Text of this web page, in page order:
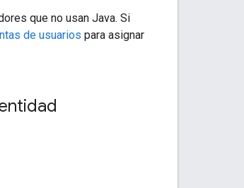
que no usan Java. Si
de usuarios para asignar